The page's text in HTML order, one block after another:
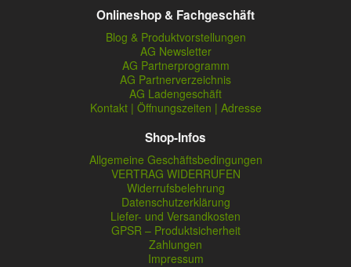
Onlineshop & Fachgeschäft
Blog & Produktvorstellungen
AG Newsletter
AG Partnerprogramm
AG Partnerverzeichnis
AG Ladengeschäft
Kontakt | Öffnungszeiten | Adresse
Shop-Infos
Allgemeine Geschäftsbedingungen
VERTRAG WIDERRUFEN
Widerrufsbelehrung
Datenschutzerklärung
Liefer- und Versandkosten
GPSR – Produktsicherheit
Zahlungen
Impressum